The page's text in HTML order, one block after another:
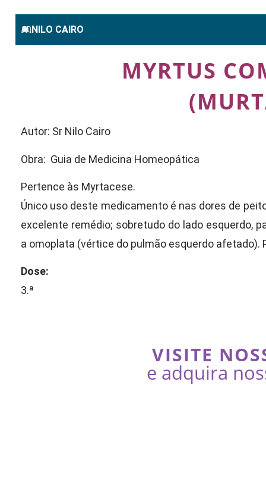
NILO CAIRO
MYRTUS
Autor: Sr Nilo Cairo
Obra: Guia de Medicina Homeopática
Pertence às Myrtacese.
Único uso deste medicamento é nas dores de
excelente remédio; sobretudo do lado esquerdo,
a omoplata (vértice do pulmão esquerdo afetado).
Dose:
3.ª
VISITE
e adquira